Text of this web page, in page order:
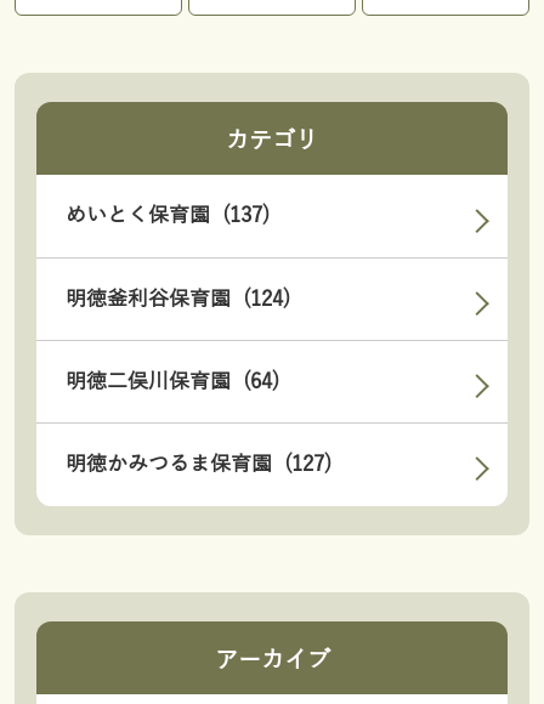
カテゴリ
めいとく保育園 (137)
明徳釜利谷保育園 (124)
明徳二俣川保育園 (64)
明徳かみつるま保育園 (127)
アーカイブ